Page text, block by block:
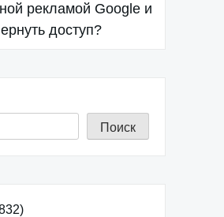
рекламой Google и
доступ?
Поиск